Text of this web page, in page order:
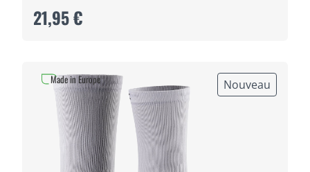
21,95 €
Nouveau
Made in Europe